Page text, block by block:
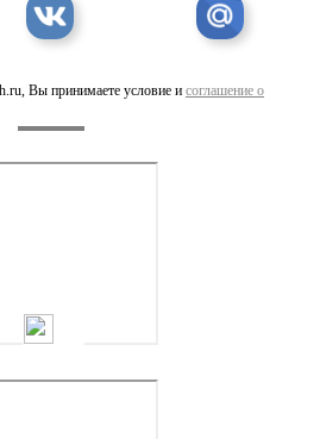
Вы принимаете условие и соглашение о